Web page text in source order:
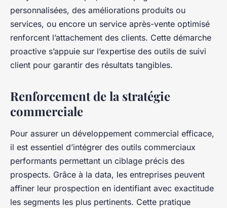
personnalisées, des améliorations produits ou
services, ou encore un service après-vente optimisé
renforcent l’attachement des clients. Cette démarche
proactive s’appuie sur l’expertise des outils de suivi
client pour garantir des résultats tangibles.
Renforcement de la stratégie
commerciale
Pour assurer un développement commercial efficace,
il est essentiel d’intégrer des outils commerciaux
performants permettant un ciblage précis des
prospects. Grâce à la data, les entreprises peuvent
affiner leur prospection en identifiant avec exactitude
les segments les plus pertinents. Cette pratique